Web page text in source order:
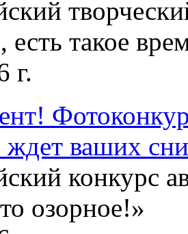
есть такое
г.
ждет ваших
конкурс
озорное!»